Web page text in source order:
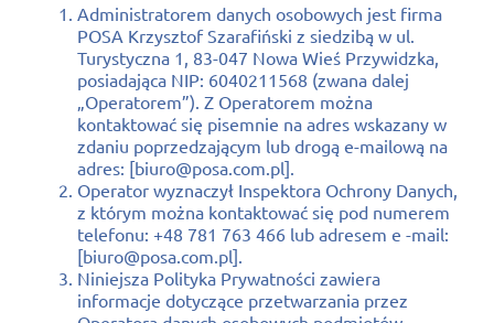
Administratorem danych osobowych jest firma
POSA Krzysztof Szarafiński z siedzibą w ul.
Turystyczna 1, 83-047 Nowa Wieś Przywidzka,
posiadająca NIP: 6040211568 (zwana dalej
„Operatorem”). Z Operatorem można
kontaktować się pisemnie na adres wskazany w
zdaniu poprzedzającym lub drogą e-mailową na
adres: [biuro@posa.com.pl].
Operator wyznaczył Inspektora Ochrony Danych,
z którym można kontaktować się pod numerem
telefonu: +48 781 763 466 lub adresem e -mail:
[biuro@posa.com.pl].
Niniejsza Polityka Prywatności zawiera
informacje dotyczące przetwarzania przez